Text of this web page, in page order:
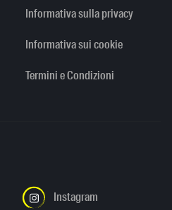
Informativa sulla privacy
Informativa sui cookie
Termini e Condizioni
Instagram